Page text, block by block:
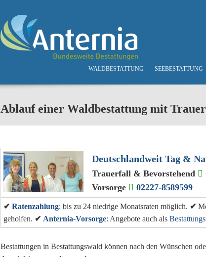
WALDBESTATTUNG SEEBESTATTUNG
Ablauf einer Waldbestattung mit
Deutschlandweit Tag &
Trauerfall & Bevorstehend
Vorsorge 02227-8589599
✔ Ratenzahlung: bis zu 24 niedrige Monatsraten möglich. ✔
geholfen. ✔ Anternia-Vorsorge: Angebote auch als
Bestattungen in Bestattungswald können nach den Wünschen